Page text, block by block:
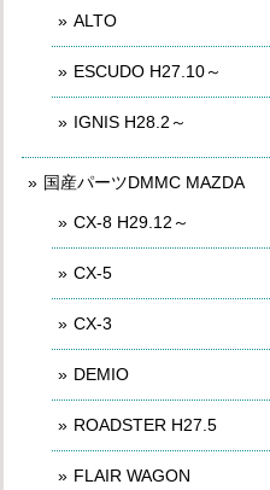
ALTO
ESCUDO H27.10～
IGNIS H28.2～
国産パーツDMMC MAZDA
CX-8 H29.12～
CX-5
CX-3
DEMIO
ROADSTER H27.5
FLAIR WAGON